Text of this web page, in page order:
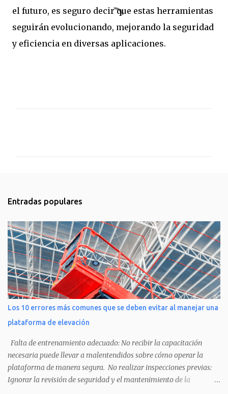
el futuro, es seguro decir que estas herramientas
seguirán evolucionando, mejorando la seguridad
y eficiencia en diversas aplicaciones.
t
r
i
o
s
Entradas populares
Los 10 errores más comunes que se deben evitar al manejar una
plataforma de elevación
Falta de entrenamiento adecuado: No recibir la capacitación
necesaria puede llevar a malentendidos sobre cómo operar la
plataforma de manera segura. No realizar inspecciones previas:
Ignorar la revisión de seguridad y el mantenimiento de la